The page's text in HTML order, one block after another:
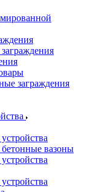
заграждения
вазоны